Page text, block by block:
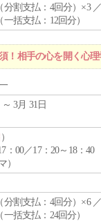
分割支払：4回分）×3
一括支払：12回分）
！相手の心を開く心理
3月 31日
）
：00／17：20～18：40
）
分割支払：4回分）×6
一括支払：24回分）